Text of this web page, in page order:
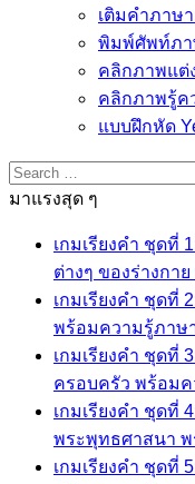
เติมคำภาษ
พิมพ์ศัพท์ภา
คลิกภาพแต่
คลิกภาพรู้ค
แบบฝึกหัด
Search
for:
มาแรงสุด ๆ
เกมเรียงคำ ชุดที่
ต่างๆ ของร่างกา
เกมเรียงคำ ชุดที่
พร้อมความรู้ภาษ
เกมเรียงคำ ชุดที่
ครอบครัว พร้อม
เกมเรียงคำ ชุดที่
พระพุทธศาสนา
เกมเรียงคำ ชุดที่